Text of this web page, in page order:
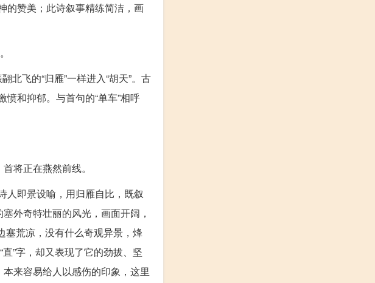
的赞美；此诗叙事精练简洁，画
北飞的“归雁”一样进入“胡天”。古
和抑郁。与首句的“单车”相呼
将正在燕然前线。
即景设喻，用归雁自比，既叙
外奇特壮丽的风光，画面开阔，
塞荒凉，没有什么奇观异景，烽
”字，却又表现了它的劲拔、坚
来容易给人以感伤的印象，这里